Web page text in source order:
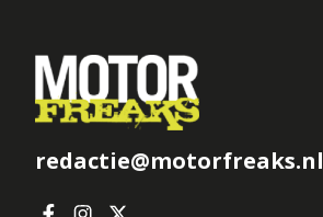
redactie@motorfreaks.nl